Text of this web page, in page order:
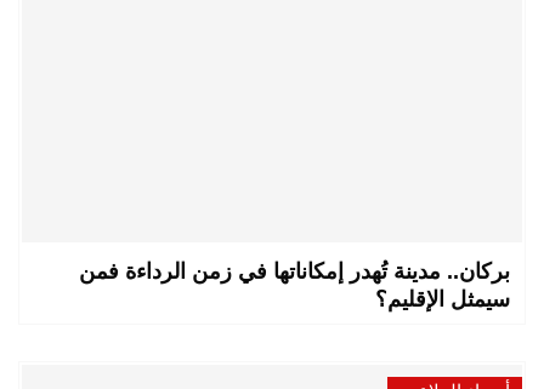
بركان.. مدينة تُهدر إمكاناتها في زمن الرداءة فمن
سيمثل الإقليم؟